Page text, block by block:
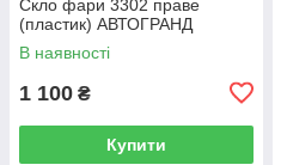
Скло фари 3302 праве
(пластик) АВТОГРАНД
В наявності
1 100 ₴
Купити